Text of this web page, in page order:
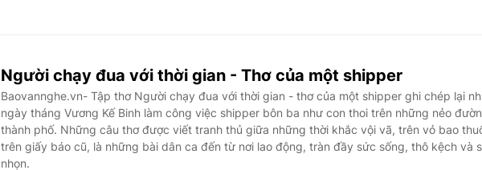
Người chạy đua với thời gian - Thơ của một shipper
Baovannghe.vn- Tập thơ Người chạy đua với thời gian - thơ của một shipper ghi chép lại
ngày tháng Vương Kế Binh làm công việc shipper bôn ba như con thoi trên những nẻo
thành phố. Những câu thơ được viết tranh thủ giữa những thời khắc vội vã, trên vỏ bao
trên giấy báo cũ, là những bài dân ca đến từ nơi lao động, tràn đầy sức sống, thô kệch và
nhọn.